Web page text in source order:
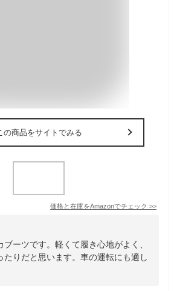
の商品をサイトでみる
価格と在庫をAmazonでチェック >>
ブーツです。軽くて履き心地がよく、
たりだと思います。車の運転にも適し